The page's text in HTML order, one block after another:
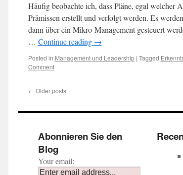
Häufig beobachte ich, dass Pläne, egal
Prämissen erstellt und verfolgt werden. Es
dann über ein Mikro-Management gesteuert
… Continue reading →
Posted in Management und Leadership | Tagged
Comment
← Older posts
Abonnieren Sie den
Blog
Your email: